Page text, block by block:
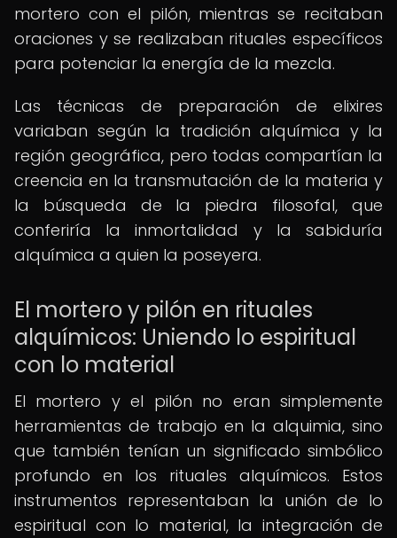
mortero con el pilón, mientras se recitaban
oraciones y se realizaban rituales específicos
para potenciar la energía de la mezcla.
Las técnicas de preparación de elixires
variaban según la tradición alquímica y la
región geográfica, pero todas compartían la
creencia en la transmutación de la materia y
la búsqueda de la piedra filosofal, que
conferiría la inmortalidad y la sabiduría
alquímica a quien la poseyera.
El mortero y pilón en rituales
alquímicos: Uniendo lo espiritual
con lo material
El mortero y el pilón no eran simplemente
herramientas de trabajo en la alquimia, sino
que también tenían un significado simbólico
profundo en los rituales alquímicos. Estos
instrumentos representaban la unión de lo
espiritual con lo material, la integración de